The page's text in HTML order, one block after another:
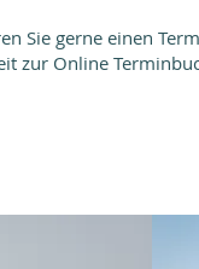
Sie gerne einen
zur Online